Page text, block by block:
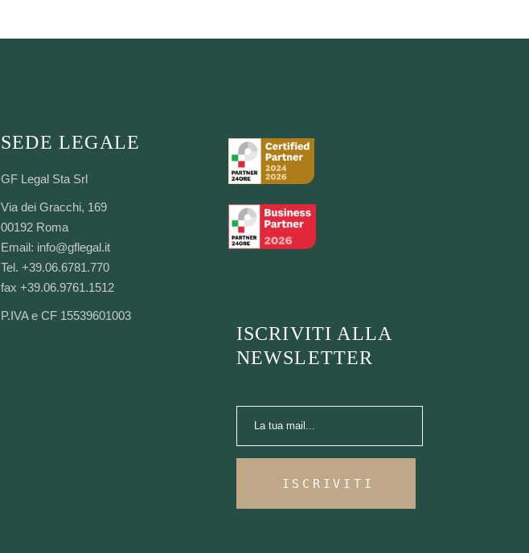
SEDE LEGALE
GF Legal Sta Srl
Via dei Gracchi, 169
00192 Roma
Email: info@gflegal.it
Tel. +39.06.6781.770
fax +39.06.9761.1512
P.IVA e CF 15539601003
ISCRIVITI ALLA
NEWSLETTER
ISCRIVITI